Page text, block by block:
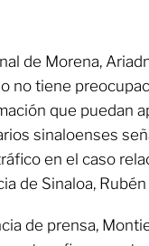
de Morena,
no tiene
que puedan
sinaloenses
en el caso
de Sinaloa, Rubén
de prensa,